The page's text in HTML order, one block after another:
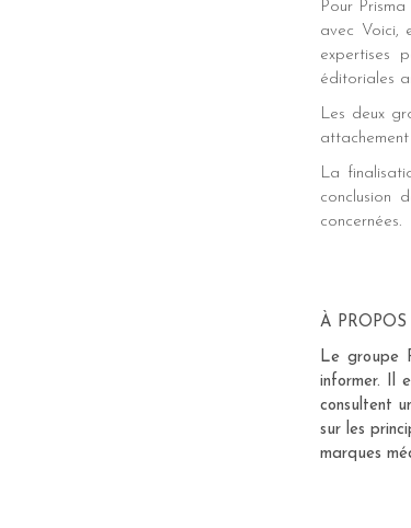
Pour
avec Voici,
expertises
éditoriales
Les deux
La
conclusion
concernées.
À
Le groupe
informer. Il
consultent
sur les
marques